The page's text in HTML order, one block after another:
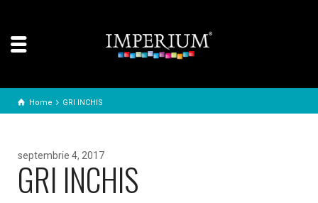
Home GRI INCHIS
septembrie 4, 2017
GRI INCHIS